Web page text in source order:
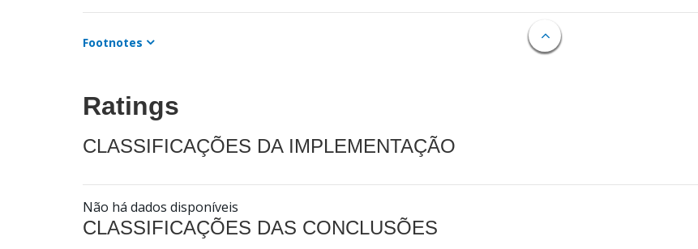
Footnotes
Ratings
CLASSIFICAÇÕES DA IMPLEMENTAÇÃO
Não há dados disponíveis
CLASSIFICAÇÕES DAS CONCLUSÕES